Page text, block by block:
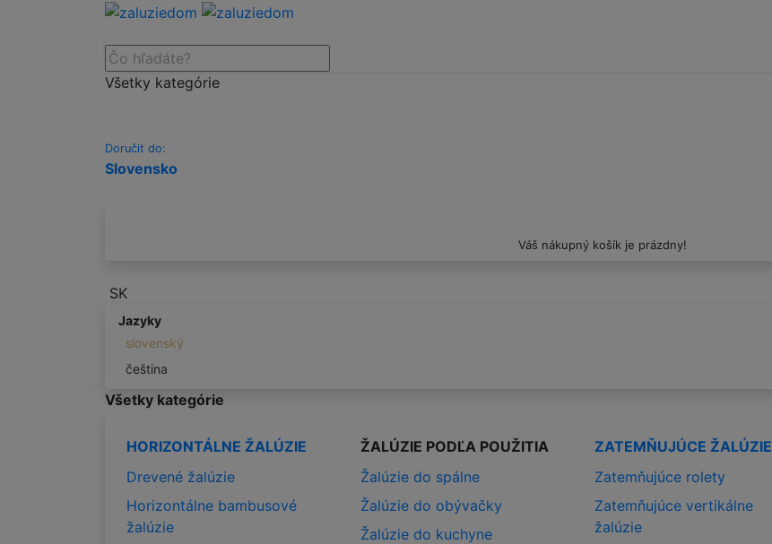
Všetky kategórie
Doručit do:
Slovensko
Váš nákupný košík je prázdny!
SK
Jazyky
slovenský
čeština
Všetky kategórie
HORIZONTÁLNE ŽALÚZIE
Drevené žalúzie
Horizontálne bambusové
žalúzie
ŽALÚZIE PODĽA POUŽITIA
Žalúzie do spálne
Žalúzie do obývačky
Žalúzie do kuchyne
ZATEMŇUJÚCE ŽALÚZIE
Zatemňujúce rolety
Zatemňujúce vertikálne
žalúzie